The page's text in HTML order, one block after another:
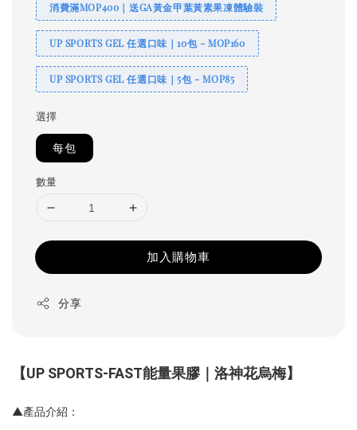
消費滿MOP400｜送GA黃金甲葉黃素果凍體驗裝
UP SPORTS GEL 任選口味｜10包 - MOP160
UP SPORTS GEL 任選口味｜5包 - MOP85
選擇
每包
數量
加入購物車
分享
【UP SPORTS-FAST能量果膠｜洛神花烏梅】
▲產品介紹：